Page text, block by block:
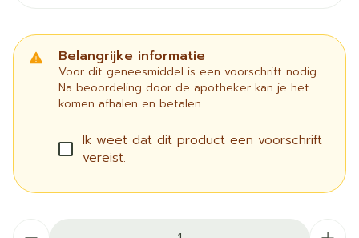
Belangrijke informatie
Voor dit geneesmiddel is een voorschrift nodig.
Na beoordeling door de apotheker kan je het
komen afhalen en betalen.
Ik weet dat dit product een voorschrift
vereist.